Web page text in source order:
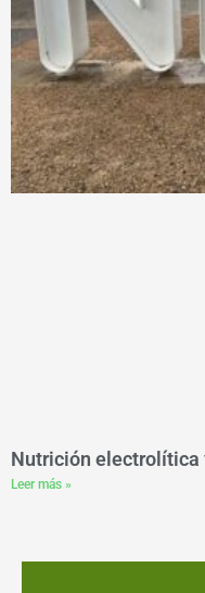
Nutrición electrolítica
Leer más »